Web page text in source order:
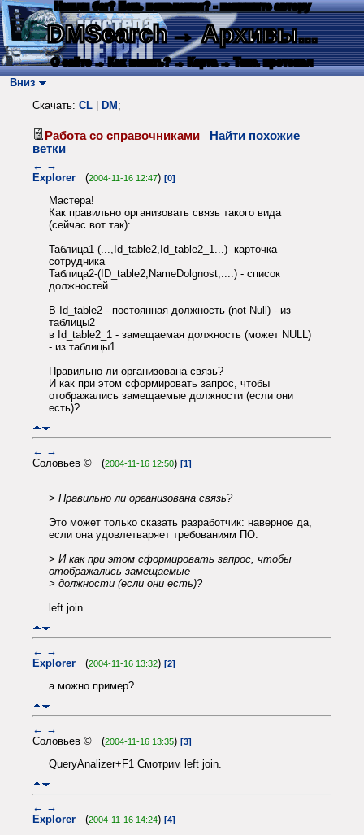
Нашли баг? Есть пожелания? - напишите автору
DMSearch→ Архивы...
О сайте → Как искать? → Карта → Текс. протокол
Вниз
Скачать: CL DM ;
Работа со справочниками
Найти похожие
ветки
← →
Explorer (2004-11-16 12:47) [0]
Мастера!
Как правильно организовать связь такого вида
(сейчас вот так):
Таблица1-(...,Id_table2,Id_table2_1...)- карточка
сотрудника
Таблица2-(ID_table2,NameDolgnost,....) - список
должностей
В Id_table2 - постоянная должность (not Null) - из
таблицы2
в Id_table2_1 - замещаемая должность (может NULL)
- из таблицы1
Правильно ли организована связь?
И как при этом сформировать запрос, чтобы
отображались замещаемые должности (если они
есть)?
← →
Соловьев © (2004-11-16 12:50) [1]
> Правильно ли организована связь?
Это может только сказать разработчик: наверное да,
если она удовлетваряет требованиям ПО.
> И как при этом сформировать запрос, чтобы
отображались замещаемые
> должности (если они есть)?
left join
← →
Explorer (2004-11-16 13:32) [2]
а можно пример?
← →
Соловьев © (2004-11-16 13:35) [3]
QueryAnalizer+F1 Смотрим left join.
← →
Explorer (2004-11-16 14:24) [4]